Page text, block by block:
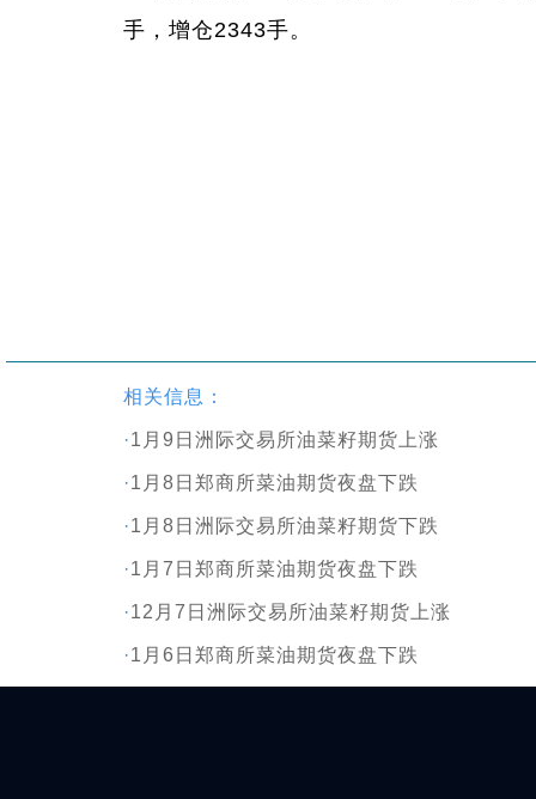
手，增仓2343手。
相关信息：
·1月9日洲际交易所油菜籽期货上涨
·1月8日郑商所菜油期货夜盘下跌
·1月8日洲际交易所油菜籽期货下跌
·1月7日郑商所菜油期货夜盘下跌
·12月7日洲际交易所油菜籽期货上涨
·1月6日郑商所菜油期货夜盘下跌